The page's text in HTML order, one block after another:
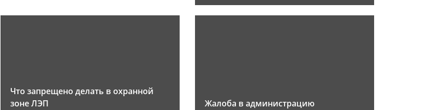
Что запрещено делать в охранной
зоне ЛЭП
Жалоба в администрацию